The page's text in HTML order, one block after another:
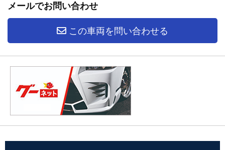
メールでお問い合わせ
この車両を問い合わせる